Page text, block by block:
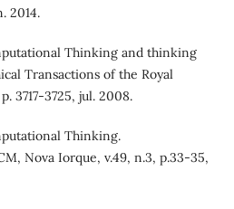
2014.
Thinking and thinking
Transactions of the Royal
3717-3725, jul. 2008.
Thinking.
Nova Iorque, v.49, n.3, p.33-35,